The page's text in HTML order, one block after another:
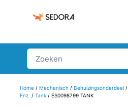
Home/ Mechanisch/ Behuizingsonderdeel/
Enz. / Tank/ ES0098799 TANK